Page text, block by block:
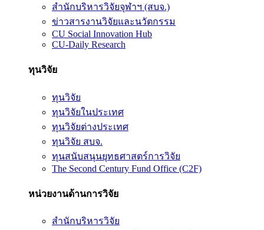
สำนักบริหารวิจัยจุฬาฯ (สบจ.)
ข่าวสารงานวิจัยและนวัตกรรม
CU Social Innovation Hub
CU-Daily Research
ทุนวิจัย
ทุนวิจัย
ทุนวิจัยในประเทศ
ทุนวิจัยต่างประเทศ
ทุนวิจัย สบจ.
ทุนสนับสนุนยุทธศาสตร์การวิจัย
The Second Century Fund Office (C2F)
หน่วยงานด้านการวิจัย
สำนักบริหารวิจัย